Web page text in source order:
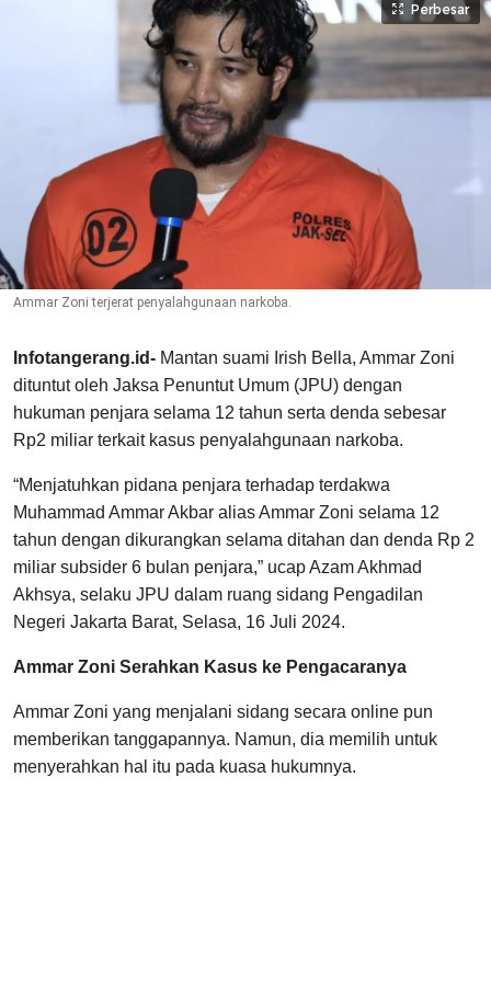
Perbesar
Ammar Zoni terjerat penyalahgunaan narkoba.
Infotangerang.id- Mantan suami Irish Bella, Ammar Zoni
dituntut oleh Jaksa Penuntut Umum (JPU) dengan
hukuman penjara selama 12 tahun serta denda sebesar
Rp2 miliar terkait kasus penyalahgunaan narkoba.
“Menjatuhkan pidana penjara terhadap terdakwa
Muhammad Ammar Akbar alias Ammar Zoni selama 12
tahun dengan dikurangkan selama ditahan dan denda Rp 2
miliar subsider 6 bulan penjara,” ucap Azam Akhmad
Akhsya, selaku JPU dalam ruang sidang Pengadilan
Negeri Jakarta Barat, Selasa, 16 Juli 2024.
Ammar Zoni Serahkan Kasus ke Pengacaranya
Ammar Zoni yang menjalani sidang secara online pun
memberikan tanggapannya. Namun, dia memilih untuk
menyerahkan hal itu pada kuasa hukumnya.